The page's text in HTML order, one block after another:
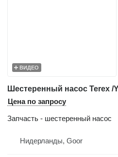
ВИДЕО
Цена по запросу
Запчасть - шестеренный насос
Нидерланды, Goor